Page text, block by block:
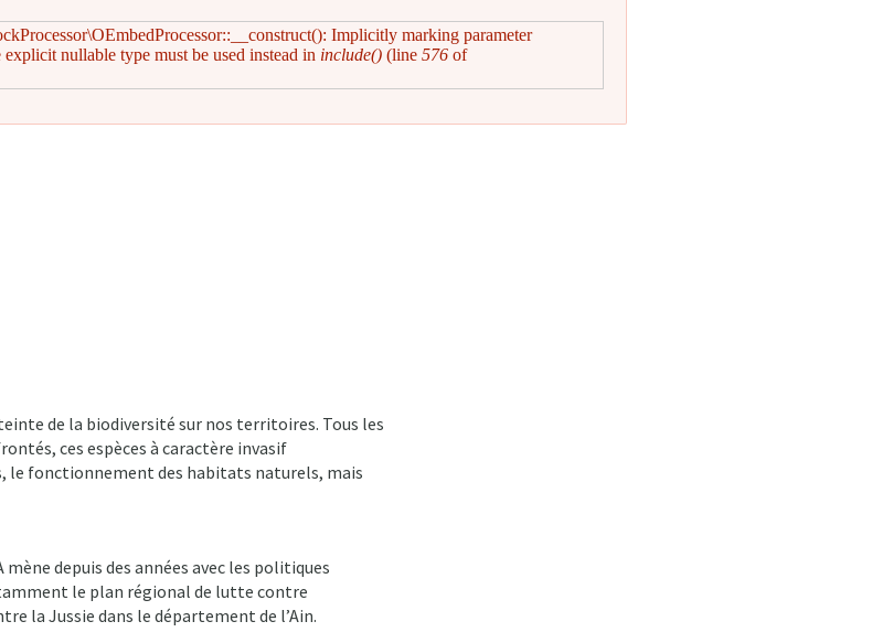
Implicitly marking parameter
nullable type must be used instead in include() (line 576 of
de la biodiversité sur nos territoires. Tous les
ces espèces à caractère invasif
le fonctionnement des habitats naturels, mais
mène depuis des années avec les politiques
le plan régional de lutte contre
la Jussie dans le département de l’Ain.